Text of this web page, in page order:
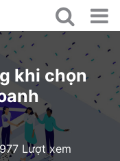
khi chọn
977 Lượt xem